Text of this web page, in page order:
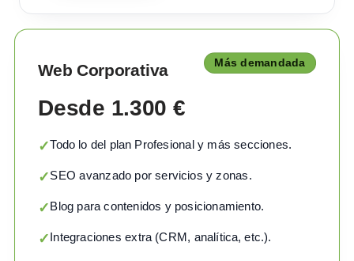
Web Corporativa Más demandada
Desde 1.300 €
✓Todo lo del plan Profesional y más secciones.
✓SEO avanzado por servicios y zonas.
✓Blog para contenidos y posicionamiento.
✓Integraciones extra (CRM, analítica, etc.).